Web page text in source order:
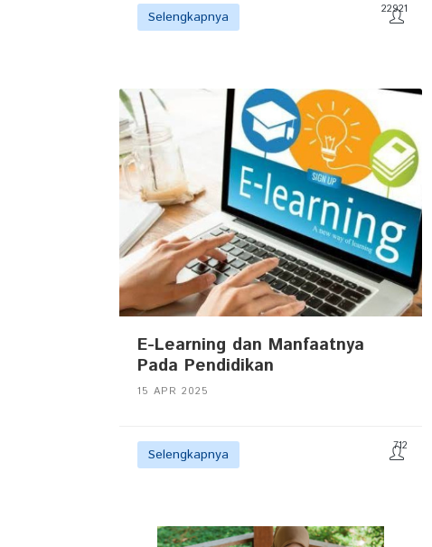
Selengkapnya 22921
E-Learning dan Manfaatnya
Pada Pendidikan
15 APR 2025
Selengkapnya 712